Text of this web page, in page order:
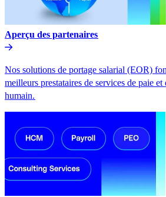
Aperçu des partenaires​​
Nos solutions de portage salarial (EOR)
meilleurs prestataires de services de paie
humain.​​